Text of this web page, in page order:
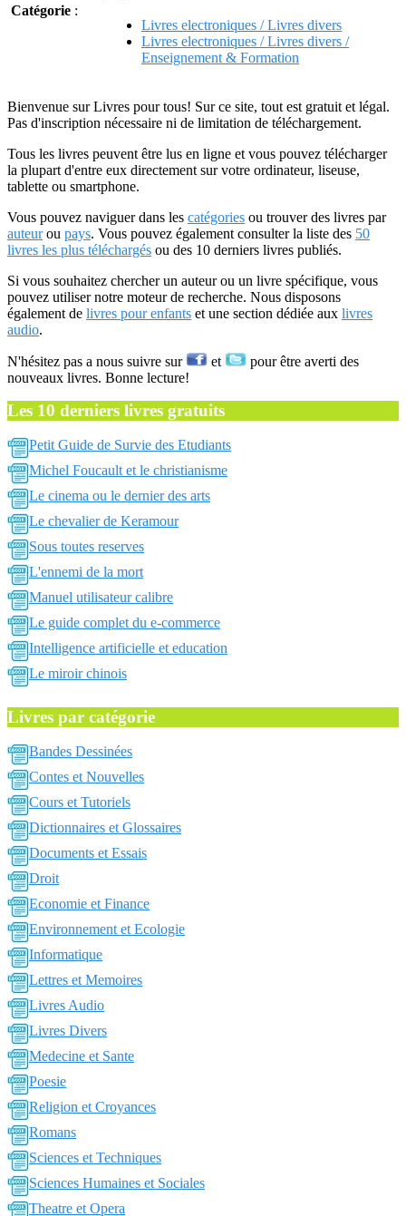
Catégorie :
Livres electroniques / Livres divers
Livres electroniques / Livres divers /
Enseignement & Formation
Bienvenue sur Livres pour tous! Sur ce site, tout est gratuit et légal.
Pas d'inscription nécessaire ni de limitation de téléchargement.
Tous les livres peuvent être lus en ligne et vous pouvez télécharger
la plupart d'entre eux directement sur votre ordinateur, liseuse,
tablette ou smartphone.
Vous pouvez naviguer dans les catégories ou trouver des livres par
auteurou pays. Vous pouvez également consulter la liste des 50
livres les plus téléchargés ou des 10 derniers livres publiés.
Si vous souhaitez chercher un auteur ou un livre spécifique, vous
pouvez utiliser notre moteur de recherche. Nous disposons
également de livres pour enfants et une section dédiée aux livres
audio.
N'hésitez pas a nous suivre sur et
pour être averti des
nouveaux livres. Bonne lecture!
Les 10 derniers livres gratuits
Petit Guide de Survie des Etudiants
Michel Foucault et le christianisme
Le cinema ou le dernier des arts
Le chevalier de Keramour
Sous toutes reserves
L'ennemi de la mort
Manuel utilisateur calibre
Le guide complet du e-commerce
Intelligence artificielle et education
Le miroir chinois
Livres par catégorie
Bandes Dessinées
Contes et Nouvelles
Cours et Tutoriels
Dictionnaires et Glossaires
Documents et Essais
Droit
Economie et Finance
Environnement et Ecologie
Informatique
Lettres et Memoires
Livres Audio
Livres Divers
Medecine et Sante
Poesie
Religion et Croyances
Romans
Sciences et Techniques
Sciences Humaines et Sociales
Theatre et Opera